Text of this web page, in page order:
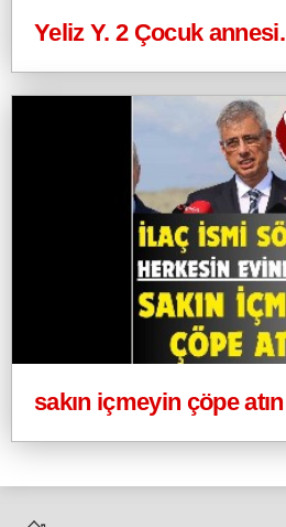
Yeliz Y. 2 Çocuk annesi.
sakın içmeyin çöpe atın